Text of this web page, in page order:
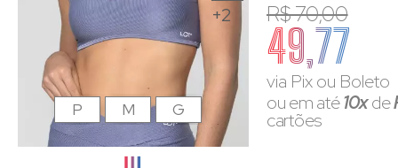
+2 R$ 70,00
49,77
via Pix ou Boleto
ou em até10xde
cartões
P M G